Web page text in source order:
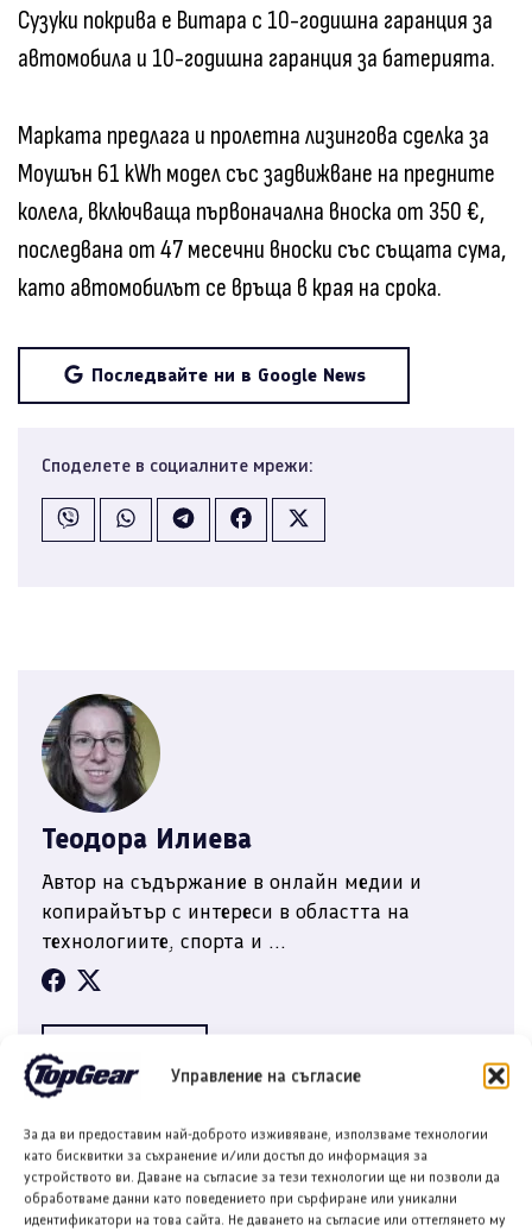
Управление на съгласие
За да ви предоставим най-доброто изживяване, използваме технологии
като бисквитки за съхранение и/или достъп до информация за
устройството ви. Даване на съгласие за тези технологии ще ни позволи да
обработваме данни като поведението при сърфиране или уникални
идентификатори на това сайта. Не даването на съгласие или оттеглянето му
Сузуки покрива е Витара с 10-годишна гаранция за
автомобила и 10-годишна гаранция за батерията.
Марката предлага и пролетна лизингова сделка за
Моушън 61 kWh модел със задвижване на предните
колела, включваща първоначална вноска от 350 €,
последвана от 47 месечни вноски със същата сума,
като автомобилът се връща в края на срока.
Последвайте ни в Google News
Споделете в социалните мрежи:
Теодора Илиева
Автор на съдържание в онлайн медии и
копирайътър с интереси в областта на
технологиите, спорта и ...
ПРЕДИШНА/СЛЕДВАЩА